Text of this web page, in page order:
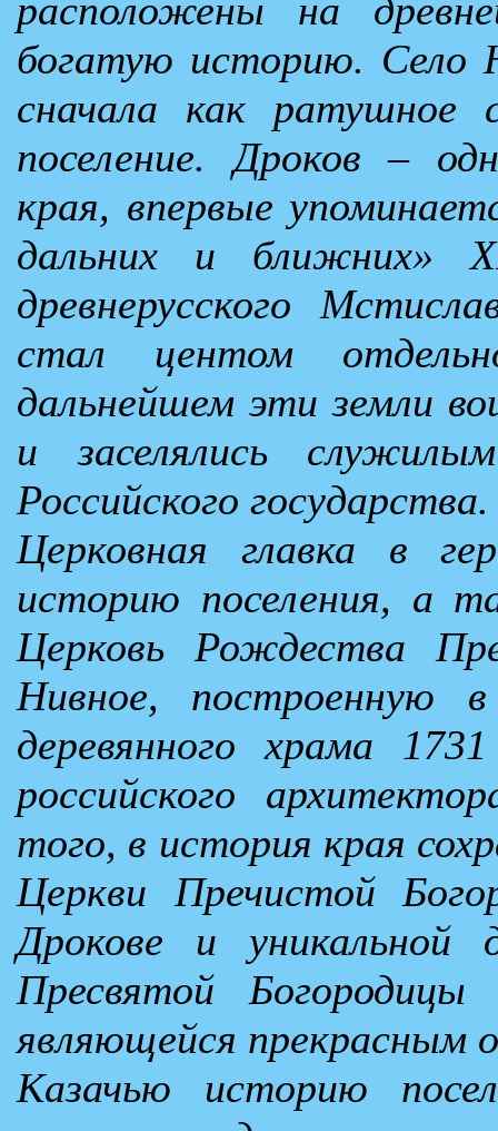
расположены на
богатую историю. Село
сначала как ратушное
поселение. Дроков –
края, впервые
дальних и ближних»
древнерусского
стал центом
дальнейшем эти земли
и заселялись
Российского государства.
Церковная главка в
историю поселения, а
Церковь Рождества
Нивное, построенную
деревянного храма
российского
того, в история края
Церкви Пречистой
Дрокове и уникальной
Пресвятой
являющейся прекрасным
Казачью историю